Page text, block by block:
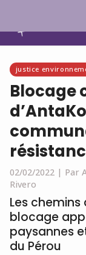
justice
Blocage
02/02/2022 | Par
Rivero
Les
blocage
paysannes
du Pérou